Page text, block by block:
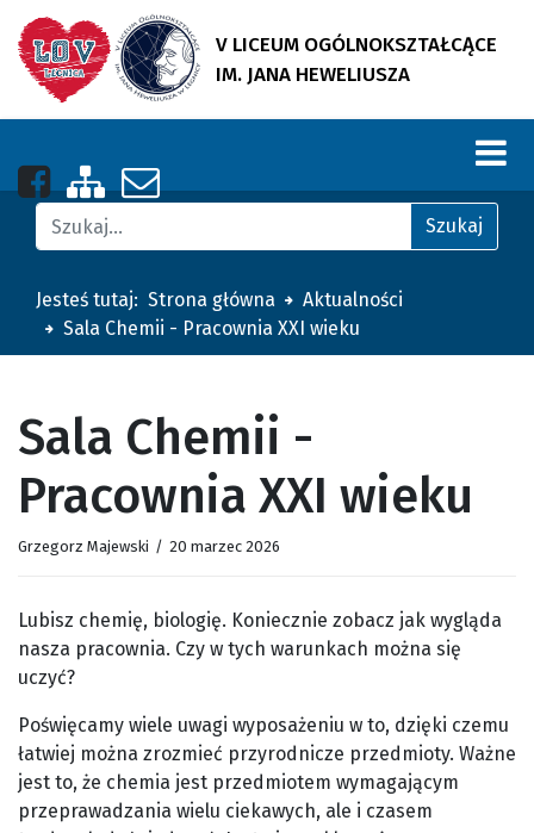
V LICEUM OGÓLNOKSZTAŁCĄCE
IM. JANA HEWELIUSZA
Nasza strona na Facebooku
Zobacz mapę strony
Napisz do nas
Jesteś tutaj: Strona główna
Aktualności
Sala Chemii - Pracownia XXI wieku
Znajdź na stronie Szukaj
Sala Chemii -
Pracownia XXI wieku
Grzegorz Majewski / 20 marzec 2026
Lubisz chemię, biologię. Koniecznie zobacz jak wygląda
nasza pracownia. Czy w tych warunkach można się
uczyć?
Poświęcamy wiele uwagi wyposażeniu w to, dzięki czemu
łatwiej można zrozmieć przyrodnicze przedmioty. Ważne
jest to, że chemia jest przedmiotem wymagającym
przeprawadzania wielu ciekawych, ale i czasem